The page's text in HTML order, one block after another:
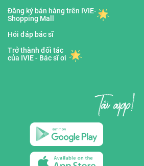
Đăng ký bán hàng trên IVIE-
Shopping Mall
Hỏi đáp bác sĩ
Trở thành đối tác
của IVIE - Bác sĩ ơi